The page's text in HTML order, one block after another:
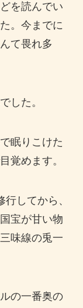
を読んでい
。今までに
て畏れ多
した。
眠りこけた
覚めます。
してから、
宝が甘い物
味線の兎一
の一番奥の